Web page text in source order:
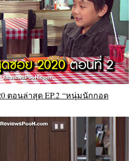
ตอนล่าสุด EP.2 “หนุ่มนักกอด